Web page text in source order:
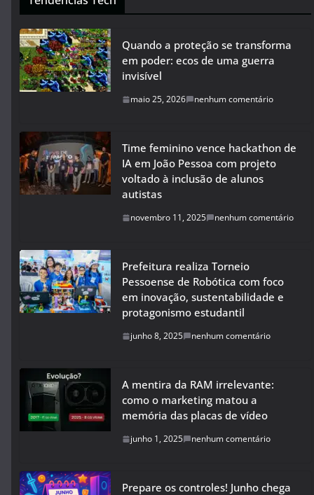
Quando a proteção se transforma
em poder: ecos de uma guerra
invisível
maio 25, 2026 nenhum comentário
Time feminino vence hackathon de
IA em João Pessoa com projeto
voltado à inclusão de alunos
autistas
novembro 11, 2025 nenhum comentário
Prefeitura realiza Torneio
Pessoense de Robótica com foco
em inovação, sustentabilidade e
protagonismo estudantil
junho 8, 2025 nenhum comentário
A mentira da RAM irrelevante:
como o marketing matou a
memória das placas de vídeo
junho 1, 2025 nenhum comentário
Prepare os controles! Junho chega